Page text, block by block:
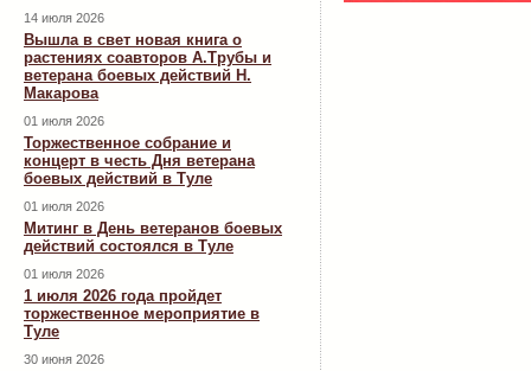
14 июля 2026
Вышла в свет новая книга о
растениях соавторов А.Трубы и
ветерана боевых действий Н.
Макарова
01 июля 2026
Торжественное собрание и
концерт в честь Дня ветерана
боевых действий в Туле
01 июля 2026
Митинг в День ветеранов боевых
действий состоялся в Туле
01 июля 2026
1 июля 2026 года пройдет
торжественное мероприятие в
Туле
30 июня 2026